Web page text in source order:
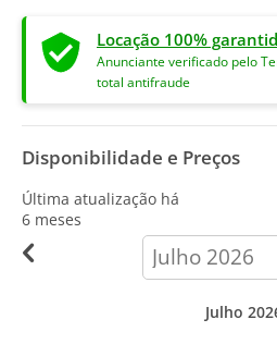
Locação 100%
Anunciante verificado pelo
total antifraude
Disponibilidade e Preços
Última atualização há
6 meses
calendar-
month
Julho